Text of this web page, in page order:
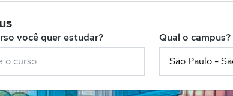
você quer estudar?
Qual o campus?